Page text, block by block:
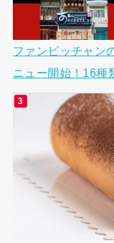
ファンビッチャン
ニュー開始！16種